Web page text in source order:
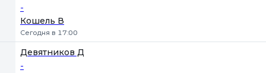
-
Кошель В
Сегодня в 17:00
Девятников Д
-